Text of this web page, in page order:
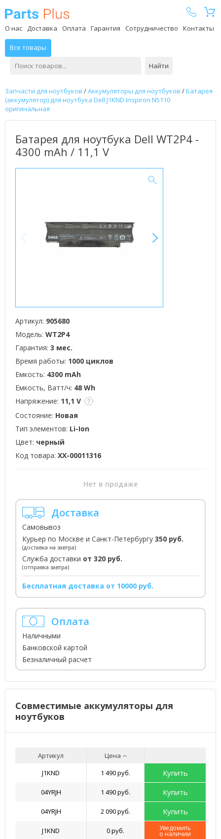
О нас Доставка Оплата Гарантия Сотрудничество Контакты
Все товары
Найти
Запчасти для ноутбуков /Аккумуляторы для ноутбуков /Батарея
(аккумулятор) для ноутбука Dell J1KND Inspiron N5110
оригинальная
Батарея для ноутбука Dell WT2P4 -
4300 mAh / 11,1 V
Артикул: 905680
Модель: WT2P4
Гарантия: 3 мес.
Время работы: 1000 циклов
Емкость: 4300 mAh
Емкость, Ватт/ч: 48 Wh
Напряжение: 11,1 V
Состояние: Новая
Тип элементов: Li-Ion
Цвет: черный
Код товара: XX-00011316
Нет в продаже
Доставка
Самовывоз
Курьер по Москве и Санкт-Петербургу 350 руб.
(доставка на завтра)
Служба доставки от 320 руб.
(отправка завтра)
Бесплатная доставка от 10000 руб.
Оплата
Наличными
Банковской картой
Безналичный расчет
Совместимые аккумуляторы для
ноутбуков
Артикул
Цена
J1KND
1 490 руб. Купить
04YRJH 1 490 руб. Купить
04YRJH 2 090 руб. Купить
J1KND 0 руб. Уведомить
о наличии